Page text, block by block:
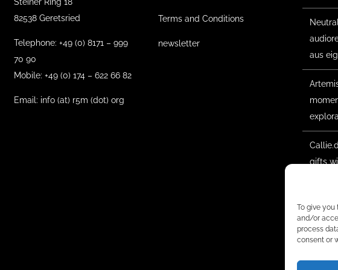
To give you
and/or
process
consent or
82538 Geretsried
Telephone: +49 (0) 8171 – 999
70 90
Mobile: +49 (0) 174 – 622 66 82
Email: info (at) r5m (dot) org
Terms and Conditions
newsletter
aus
gifts
2025
begun